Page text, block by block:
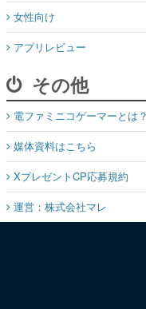
女性向け
アプリレビュー
その他
電ファミニコゲーマーとは？
媒体資料はこちら
XプレゼントCP応募規約
運営：株式会社マレ